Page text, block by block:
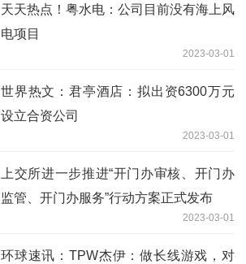
天天热点！粤水电：公司目前没有海上风
电项目
2023-03-01
世界热文：君亭酒店：拟出资6300万元
设立合资公司
2023-03-01
上交所进一步推进“开门办审核、开门办
监管、开门办服务”行动方案正式发布
2023-03-01
环球速讯：TPW杰伊：做长线游戏，对